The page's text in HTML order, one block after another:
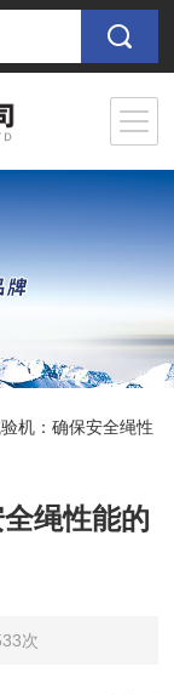
机：确保安全绳性
绳性能的
次